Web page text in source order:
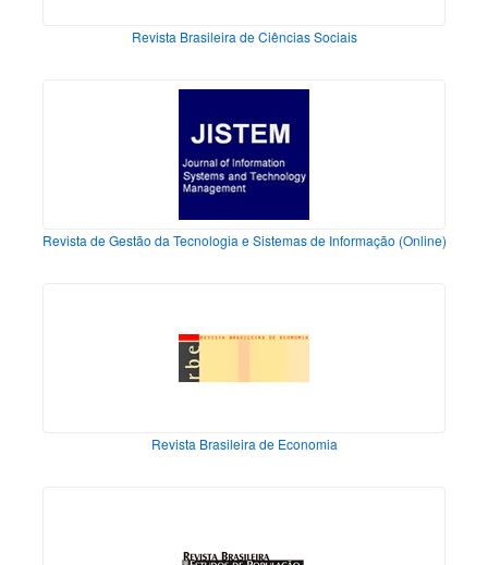
Revista Brasileira de Ciências Sociais
Revista de Gestão da Tecnologia e Sistemas de Informação (Online)
Revista Brasileira de Economia